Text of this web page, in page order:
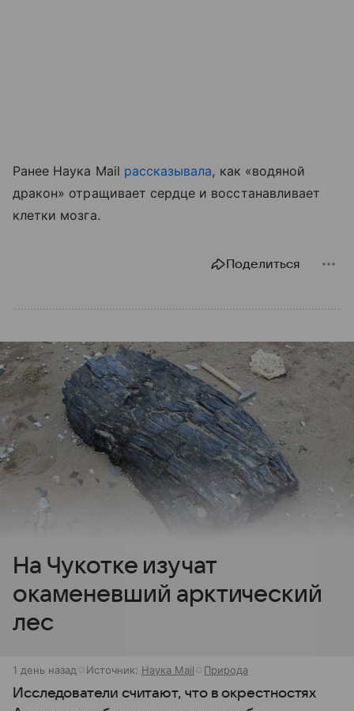
Ранее Наука Mail рассказывала, как «водяной
дракон» отращивает сердце и восстанавливает
клетки мозга.
Поделиться
На Чукотке изучат
окаменевший арктический
лес
1 день назад Источник: Наука Mail Природа
Исследователи считают, что в окрестностях